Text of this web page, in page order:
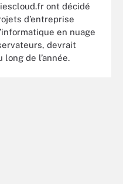
ont décidé
d’entreprise
en nuage
devrait
de l’année.